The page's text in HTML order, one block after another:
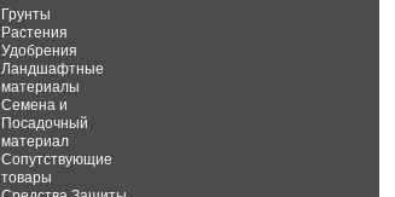
Грунты
Растения
Удобрения
Ландшафтные
материалы
Семена и
Посадочный
материал
Сопутствующие
товары